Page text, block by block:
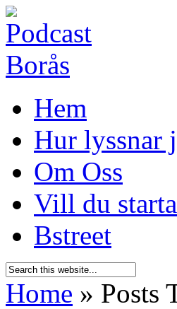
Hem
Hur lyssnar
Om Oss
Vill du
Bstreet
Home » Posts